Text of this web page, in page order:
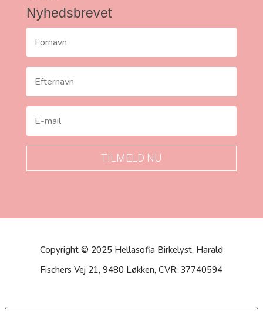
Nyhedsbrevet
TILMELD NU
Copyright © 2025 Hellasofia Birkelyst, Harald
Fischers Vej 21, 9480 Løkken, CVR: 37740594